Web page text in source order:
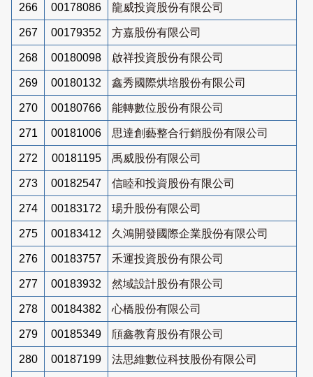
266 00178086 龍威投資股份有限公司
267 00179352 方嘉股份有限公司
268 00180098 啟祥投資股份有限公司
269 00180132 鑫秀國際烘培股份有限公司
270 00180766 能轉數位股份有限公司
271 00181006 思達創藝整合行銷股份有限公司
272 00181195 禹威股份有限公司
273 00182547 信睦和投資股份有限公司
274 00183172 瑒升股份有限公司
275 00183412 久鴻開發國際企業股份有限公司
276 00183757 禾運投資股份有限公司
277 00183932 然域設計股份有限公司
278 00184382 心橋股份有限公司
279 00185349 頎鑫教育股份有限公司
280 00187199 法思維數位科技股份有限公司